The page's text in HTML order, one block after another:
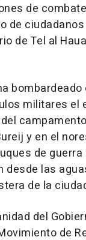
de
de
de Tel al
militares el
y en el
de
desde las
de la
del
de